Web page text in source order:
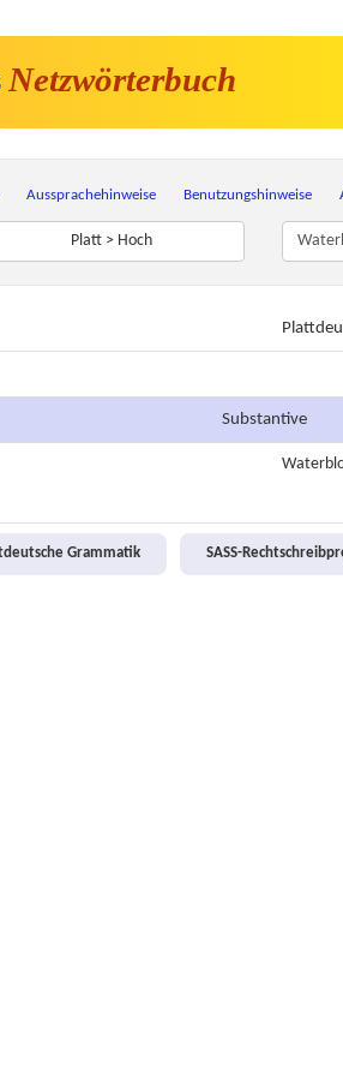
Netzwörterbuch
Aussprachehinweise Benutzungshinweise
Platt > Hoch
Substantive
Grammatik
SASS-